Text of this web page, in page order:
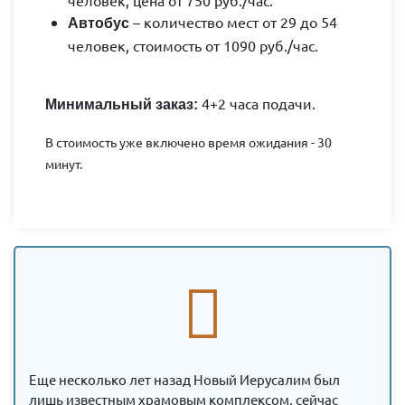
Автобус – количество мест от 29 до 54
человек, стоимость от 1090 руб./час.
Минимальный заказ: 4+2 часа подачи.
В стоимость уже включено время ожидания - 30
минут.
Еще несколько лет назад Новый Иерусалим был
лишь известным храмовым комплексом, сейчас